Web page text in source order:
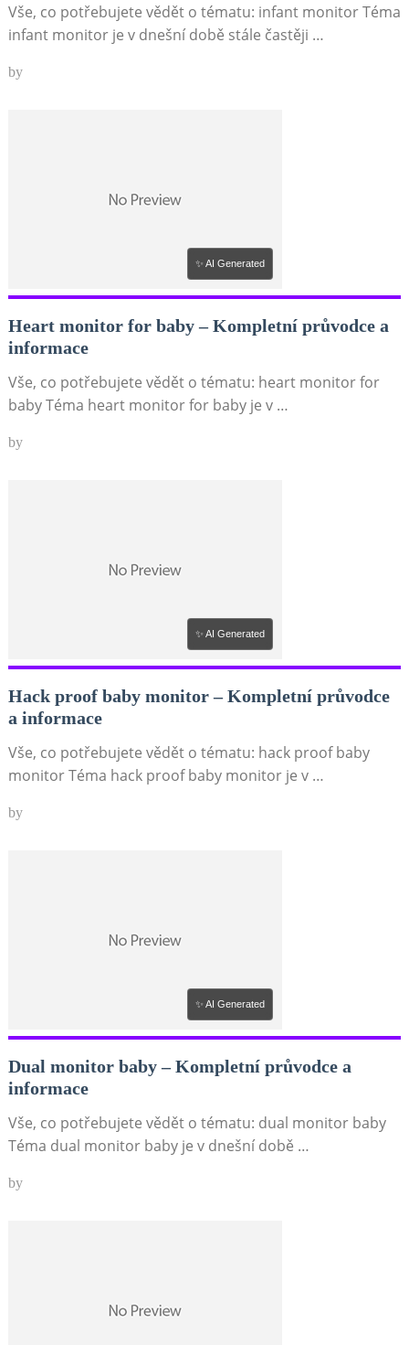
Vše, co potřebujete vědět o tématu: infant monitor Téma
infant monitor je v dnešní době stále častěji …
by
✨ AI Generated
Heart monitor for baby – Kompletní průvodce a
informace
Vše, co potřebujete vědět o tématu: heart monitor for
baby Téma heart monitor for baby je v …
by
✨ AI Generated
Hack proof baby monitor – Kompletní průvodce
a informace
Vše, co potřebujete vědět o tématu: hack proof baby
monitor Téma hack proof baby monitor je v …
by
✨ AI Generated
Dual monitor baby – Kompletní průvodce a
informace
Vše, co potřebujete vědět o tématu: dual monitor baby
Téma dual monitor baby je v dnešní době …
by